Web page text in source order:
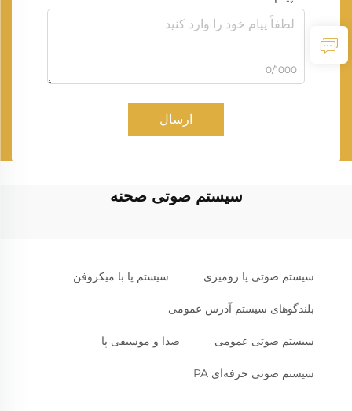
0/1000
ارسال
سیستم صوتی صحنه
سیستم صوتی پا رومیزی سیستم پا با میکروفن
بلندگوهای سیستم آدرس عمومی
سیستم صوتی عمومی صدا و موسیقی پا
سیستم صوتی حرفه‌ای PA